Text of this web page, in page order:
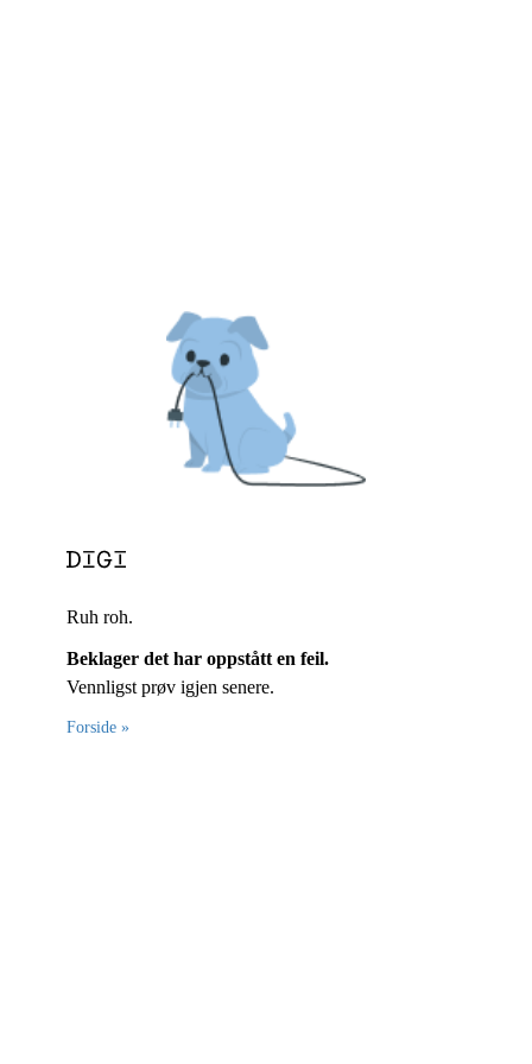
Ruh roh.
Beklager det har oppstått en feil.
Vennligst prøv igjen senere.
Forside »